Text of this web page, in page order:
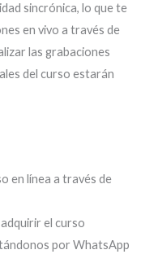
sincrónica, lo que te
en vivo a través de
las grabaciones
del curso estarán
en línea a través de
el curso
por WhatsApp